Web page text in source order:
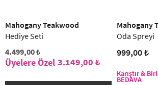
Mahogany Teakwood
Hediye Seti
4.499,00 ₺
3.149,00 ₺
Mahogany
Oda Spreyi
999,00 ₺
Karıştır &
BEDAVA